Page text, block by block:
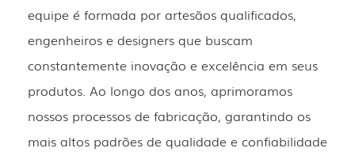
equipe é formada por artesãos qualificados,
engenheiros e designers que buscam
constantemente inovação e excelência em seus
produtos. Ao longo dos anos, aprimoramos
nossos processos de fabricação, garantindo os
mais altos padrões de qualidade e confiabilidade